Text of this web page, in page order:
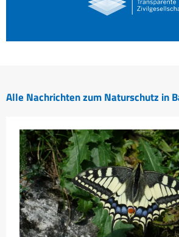
Alle Nachrichten zum Naturschutz in